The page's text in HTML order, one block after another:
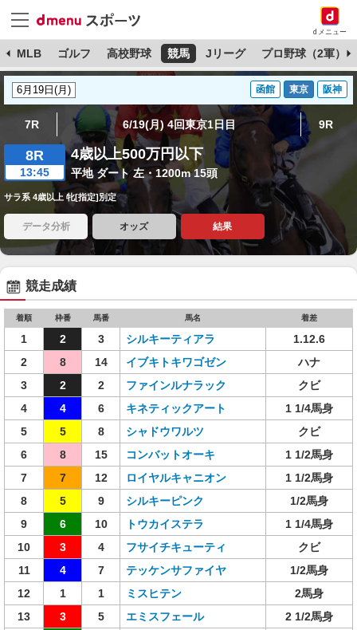
dメニュー
MLB ゴルフ 高校野球 競馬 Jリーグ プロ野球（2軍）
函館 東京 阪神
7R 6/19(月) 4回東京1日目 9R
8R
13:45
4歳以上500万円以下
平地 ダート 左・1200m 15頭
サラ系 4歳以上 牝[指定]別定
データ分析 オッズ 結果
競走成績
着順 枠番 馬番 馬名 着差
1 2 3 シルキーティアラ
1.12.6
2
8 14 イブキトキワゴゼン
ハナ
3
2 2 ファインルナラック
クビ
4
4 6 キネティックアート
1 1/4馬身
5
5 8 シャドウワルツ
クビ
6
8 15 コンバットオーキ
1 1/2馬身
7
7 12 ロイヤルキャニオン
1 1/2馬身
8
5 9 シルキーピンク
1/2馬身
9
6 10 トウカイステラ
1 1/4馬身
10
3 4 フサイチキューティ
クビ
11
4 7 テッケンサファイヤ
1/2馬身
12
1 1 ミスヒテン
2馬身
13
3 5 エミスフェール
2 1/2馬身